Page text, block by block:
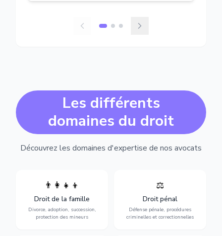
Les différents
domaines du droit
Découvrez les domaines d'expertise de nos avocats
👨‍👩‍👧‍👦
Droit de la famille
Divorce, adoption, succession,
protection des mineurs
Divorce, garde d'enfants,
adoption, succession et
protection des personnes
vulnérables.
⚖️
Droit pénal
Défense pénale, procédures
criminelles et correctionnelles
Expertise en matière pénale,
vue jusqu'au procès, pour
toute affaire correctionnelle
ou criminelle.